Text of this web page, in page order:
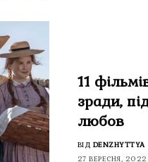
11
зради,
любов
ВІД DENZHYTTYA
27 ВЕРЕСНЯ, 2022